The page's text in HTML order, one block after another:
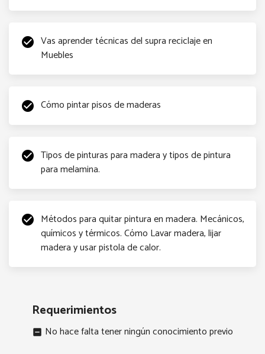
check_circle Vas aprender técnicas del supra reciclaje en
Muebles
check_circle Cómo pintar pisos de maderas
check_circle Tipos de pinturas para madera y tipos de pintura
para melamina.
check_circle Métodos para quitar pintura en madera. Mecánicos,
químicos y térmicos. Cómo Lavar madera, lijar
madera y usar pistola de calor.
Requerimientos
indeterminate_check_box No hace falta tener ningún conocimiento previo